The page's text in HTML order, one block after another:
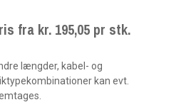
fra kr. 195,05 pr stk.
længder, kabel- og
kan evt.